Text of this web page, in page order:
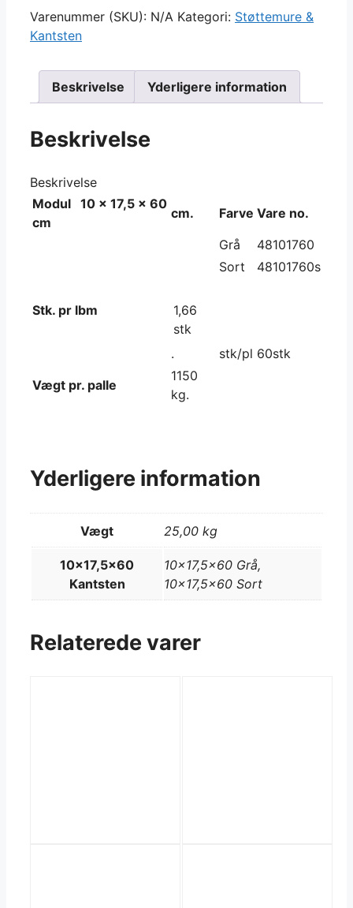
Havekantsten
antal
Varenummer (SKU): N/A Kategori: Støttemure &
Kantsten
Beskrivelse Yderligere information
Beskrivelse
Beskrivelse
Modul 10 x 17,5 x 60
cm
cm. Farve Vare no.
Grå
48101760
Sort
48101760s
Stk. pr lbm
1,66
stk
.
stk/pl 60stk
Vægt pr. palle
1150
kg.
Yderligere information
Vægt 25,00 kg
10x17,5x60
Kantsten
10×17,5×60 Grå,
10×17,5×60 Sort
Relaterede varer